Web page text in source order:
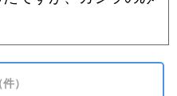
件）